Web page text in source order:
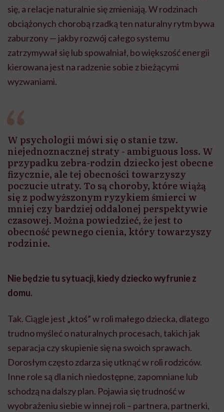
się, a relacje naturalnie się zmieniają. W rodzinach
obciążonych chorobą rzadką ten naturalny rytm bywa
zaburzony — jakby rozwój całego systemu
zatrzymywał się lub spowalniał, bo większość energii
kierowana jest na radzenie sobie z bieżącymi
wyzwaniami.
W psychologii mówi się o stanie tzw.
niejednoznacznej straty - ambiguous loss. W
przypadku zebra-rodzin dziecko jest obecne
fizycznie, ale tej obecności towarzyszy
poczucie utraty. To są choroby, które wiążą
się z podwyższonym ryzykiem śmierci w
mniej czy bardziej oddalonej perspektywie
czasowej. Można powiedzieć, że jest to
obecność pewnego cienia, który towarzyszy
rodzinie.
Nie będzie tu sytuacji, kiedy dziecko wyfrunie z
domu.
Tak. Ciągle jest „ktoś” w roli małego dziecka, dlatego
trudno myśleć o naturalnych procesach, takich jak
separacja czy skupienie się na swoich sprawach.
Dorosłym często zdarza się utknąć w roli rodziców.
Inne role są dla nich niedostępne, zapomniane lub
schodzą na dalszy plan. Pojawia się trudność w
wyobrażeniu siebie w innej roli – partnera, partnerki,